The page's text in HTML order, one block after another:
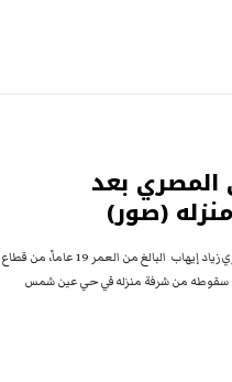
بعد
(صور)
وطن – تُوفي حارس مرمى نادي الأهلي المصري زياد إيهاب البالغ من العمر 19 عاماً، من قطاع
سقوطه من شرفة منزله في حي عين شمس